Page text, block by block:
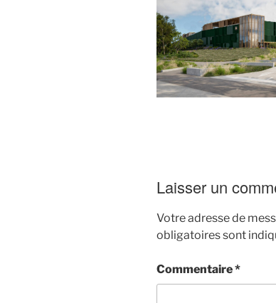
Laisser un
Votre adresse de
obligatoires sont
Commentaire*